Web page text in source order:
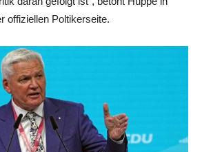
offiziellen Poltikerseite.